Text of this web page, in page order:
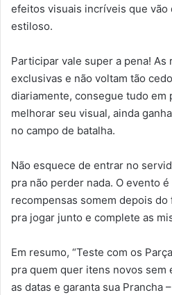
efeitos visuais incríveis que vão
estiloso.
Participar vale super a pena! As
exclusivas e não voltam tão
diariamente, consegue tudo em
melhorar seu visual, ainda
no campo de batalha.
Não esquece de entrar no
pra não perder nada. O evento
recompensas somem depois do
pra jogar junto e complete as
Em resumo, “Teste com os
pra quem quer itens novos sem
as datas e garanta sua Prancha